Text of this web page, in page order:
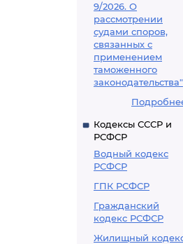
9/2026. О
рассмотрении
судами споров,
связанных с
применением
таможенного
законодательства"
Кодексы СССР и
РСФСР
Водный кодекс
РСФСР
ГПК РСФСР
Гражданский
кодекс РСФСР
Жилищный